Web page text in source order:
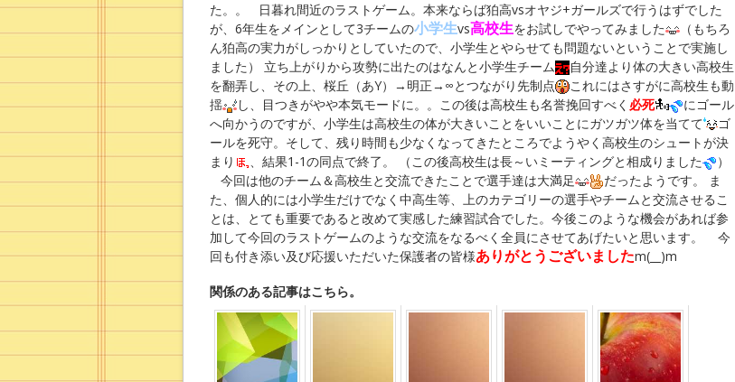
た。。 日暮れ間近のラストゲーム。本来ならば狛高vsオヤジ+ガールズで行うはずでした
が、6年生をメインとして3チームの小学生vs高校生をお試しでやってみました
（もちろ
ん狛高の実力がしっかりとしていたので、小学生とやらせても問題ないということで実施し
ました） 立ち上がりから攻勢に出たのはなんと小学生チーム
自分達より体の大きい高校生
を翻弄し、その上、桜丘（あY）→明正→∞とつながり先制点
これにはさすがに高校生も動
揺
し、目つきがやや本気モードに。。この後は高校生も名誉挽回すべく 必死
にゴール
へ向かうのですが、小学生は高校生の体が大きいことをいいことにガツガツ体を当てて
ゴ
ールを死守。そして、残り時間も少なくなってきたところでようやく高校生のシュートが決
まり
、結果1-1の同点で終了。 （この後高校生は長～いミーティングと相成りました
）
今回は他のチーム＆高校生と交流できたことで選手達は大満足
だったようです。 ま
た、個人的には小学生だけでなく中高生等、上のカテゴリーの選手やチームと交流させるこ
とは、とても重要であると改めて実感した練習試合でした。今後このような機会があれば参
加して今回のラストゲームのような交流をなるべく全員にさせてあげたいと思います。 今
回も付き添い及び応援いただいた保護者の皆様ありがとうございましたm(__)m
関係のある記事はこちら。